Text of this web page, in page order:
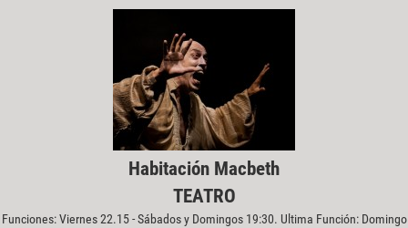
Habitación Macbeth
TEATRO
Funciones: Viernes 22.15 - Sábados y Domingos 19:30. Ultima Función: Domingo